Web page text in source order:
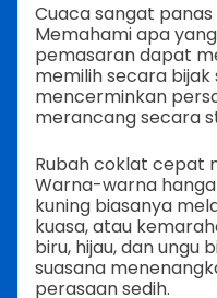
Cuaca sangat panas
Memahami apa
pemasaran dapat
memilih secara
mencerminkan
merancang secara
Rubah coklat cepat
Warna-warna
kuning biasanya
kuasa, atau
biru, hijau, dan ungu
suasana
perasaan sedih.